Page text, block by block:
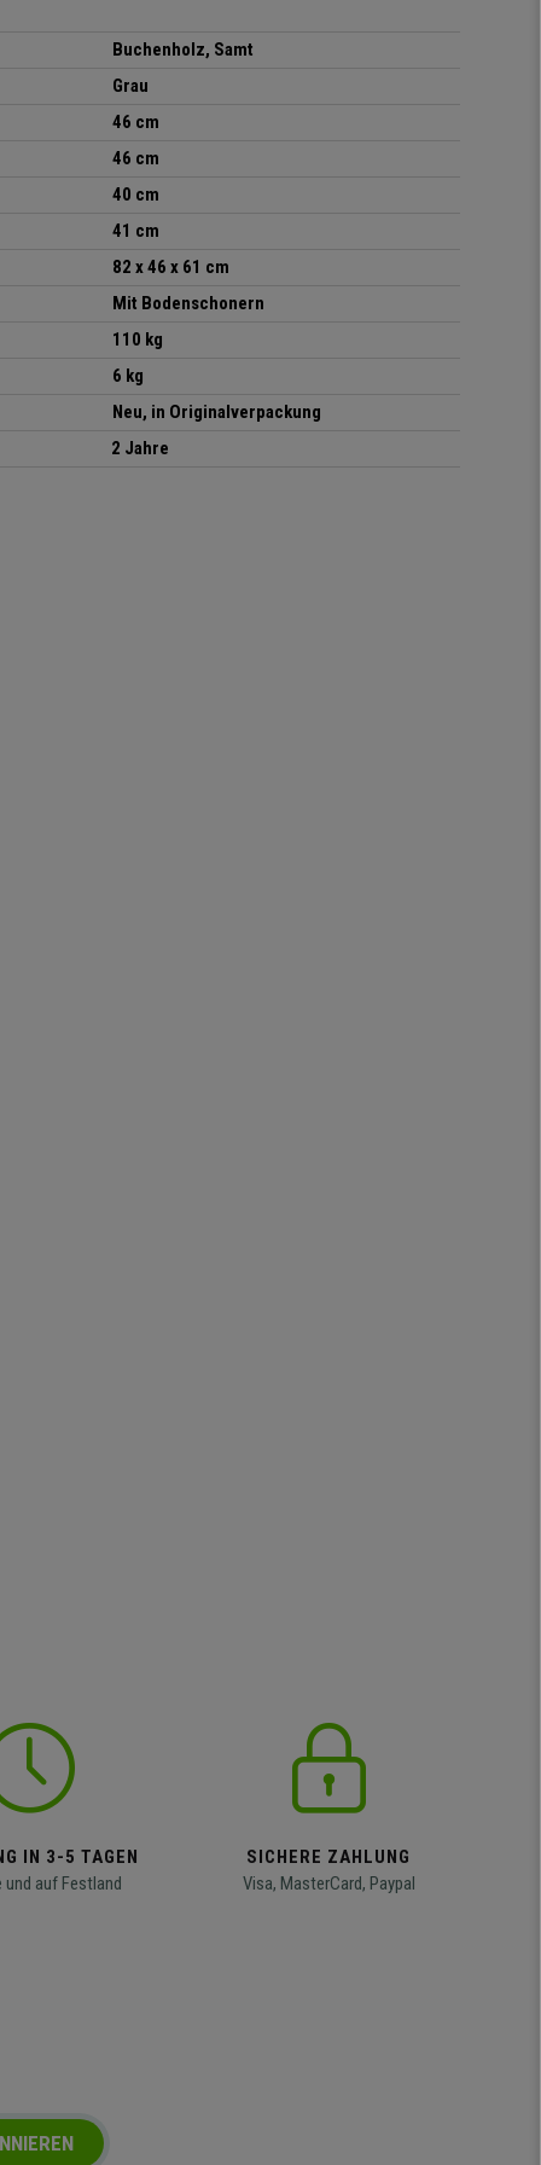
Buchenholz, Samt
Grau
46 cm
46 cm
40 cm
41 cm
82 x 46 x 61 cm
Mit Bodenschonern
110 kg
6 kg
Neu, in Originalverpackung
2 Jahre
IN 3-5 TAGEN
und auf Festland
SICHERE ZAHLUNG
Visa, MasterCard, Paypal